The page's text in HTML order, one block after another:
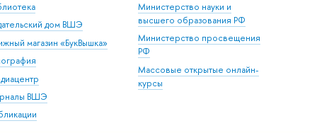
дом ВШЭ
магазин «БукВышка»
ВШЭ
Министерство науки и
высшего образования РФ
Министерство просвещения
РФ
Массовые открытые онлайн-
курсы